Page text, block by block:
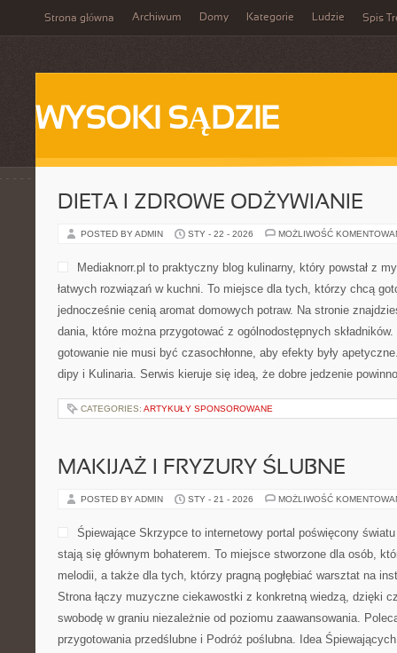
Strona główna Archiwum Domy Kategorie Ludzie Spis
WYSOKI SĄDZIE
DIETA I ZDROWE ODŻYWIANIE
POSTED BY ADMIN STY - 22 - 2026 MOŻLIWOŚĆ
Mediaknorr.pl to praktyczny blog kulinarny, który powstał z
łatwych rozwiązań w kuchni. To miejsce dla tych, którzy chcą
jednocześnie cenią aromat domowych potraw. Na stronie
dania, które można przygotować z ogólnodostępnych
gotowanie nie musi być czasochłonne, aby efekty były
dipy i Kulinaria. Serwis kieruje się ideą, że dobre jedzenie
CATEGORIES: ARTYKUŁY SPONSOROWANE
MAKIJAŻ I FRYZURY ŚLUBNE
POSTED BY ADMIN STY - 21 - 2026 MOŻLIWOŚĆ
Śpiewające Skrzypce to internetowy portal poświęcony
stają się głównym bohaterem. To miejsce stworzone dla osób,
melodii, a także dla tych, którzy pragną pogłębiać warsztat na
Strona łączy muzyczne ciekawostki z konkretną wiedzą, dzięki
swobodę w graniu niezależnie od poziomu zaawansowania.
przygotowania przedślubne i Podróż poślubna. Idea